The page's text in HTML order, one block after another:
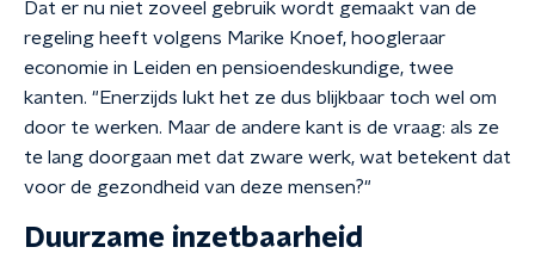
Dat er nu niet zoveel gebruik wordt gemaakt van de
regeling heeft volgens Marike Knoef, hoogleraar
economie in Leiden en pensioendeskundige, twee
kanten. "Enerzijds lukt het ze dus blijkbaar toch wel om
door te werken. Maar de andere kant is de vraag: als ze
te lang doorgaan met dat zware werk, wat betekent dat
voor de gezondheid van deze mensen?"
Duurzame inzetbaarheid